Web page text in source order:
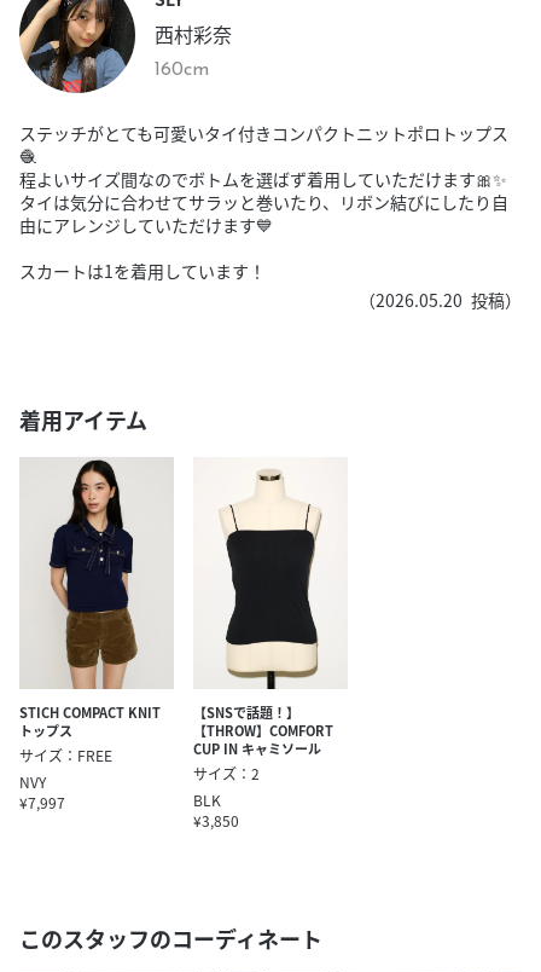
西村彩奈
160cm
ステッチがとても可愛いタイ付きコンパクトニットポロトップス
🧶
程よいサイズ間なのでボトムを選ばず着用していただけます🎀✨
タイは気分に合わせてサラッと巻いたり、リボン結びにしたり自
由にアレンジしていただけます💙
スカートは1を着用しています！
（2026.05.20 投稿）
着用アイテム
STICH COMPACT KNIT
トップス
サイズ：FREE
NVY
¥7,997
【SNSで話題！】
【THROW】COMFORT
CUP IN キャミソール
サイズ：2
BLK
¥3,850
このスタッフのコーディネート